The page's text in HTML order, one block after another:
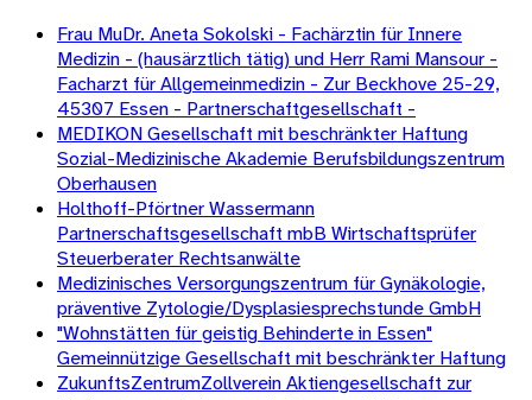
Frau MuDr. Aneta Sokolski - Fachärztin für Innere
Medizin - (hausärztlich tätig) und Herr Rami Mansour -
Facharzt für Allgemeinmedizin - Zur Beckhove 25-29,
45307 Essen - Partnerschaftgesellschaft -
MEDIKON Gesellschaft mit beschränkter Haftung
Sozial-Medizinische Akademie Berufsbildungszentrum
Oberhausen
Holthoff-Pförtner Wassermann
Partnerschaftsgesellschaft mbB Wirtschaftsprüfer
Steuerberater Rechtsanwälte
Medizinisches Versorgungszentrum für Gynäkologie,
präventive Zytologie/Dysplasiesprechstunde GmbH
"Wohnstätten für geistig Behinderte in Essen"
Gemeinnützige Gesellschaft mit beschränkter Haftung
ZukunftsZentrumZollverein Aktiengesellschaft zur